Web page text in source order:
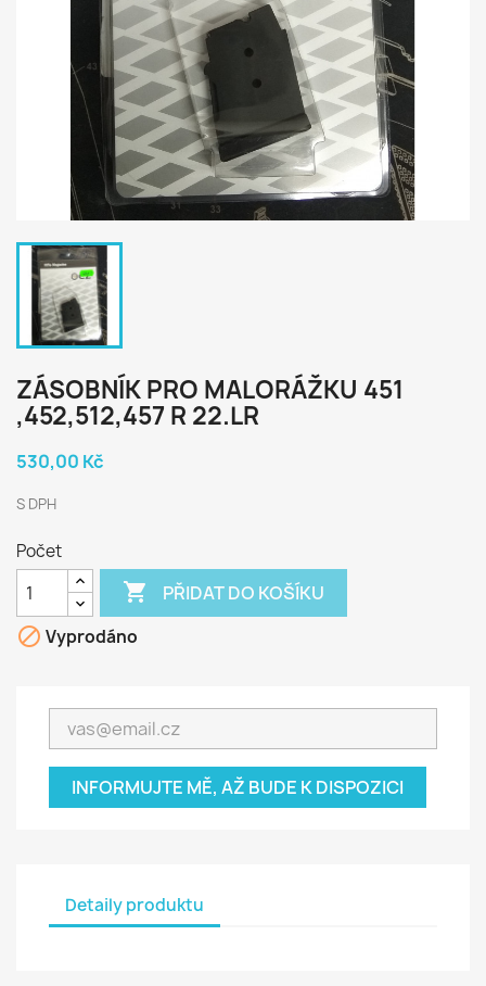
ZÁSOBNÍK PRO MALORÁŽKU 451
,452,512,457 R 22.LR
530,00 Kč
S DPH
Počet
 PŘIDAT DO KOŠÍKU
 Vyprodáno
INFORMUJTE MĚ, AŽ BUDE K DISPOZICI
Detaily produktu